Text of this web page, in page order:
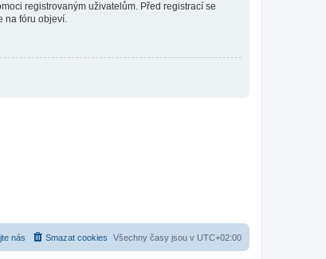
registrovaným uživatelům. Před registrací se
na fóru objeví.
Všechny časy jsou v UTC+02:00
Smazat cookies
nás